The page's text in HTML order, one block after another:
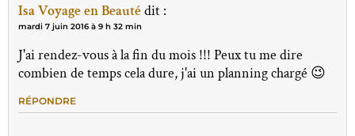
Isa Voyage en Beautédit :
mardi 7 juin 2016 à 9 h 32 min
J'ai rendez-vous à la fin du mois !!! Peux tu me dire
combien de temps cela dure, j'ai un planning chargé 😉
RÉPONDRE